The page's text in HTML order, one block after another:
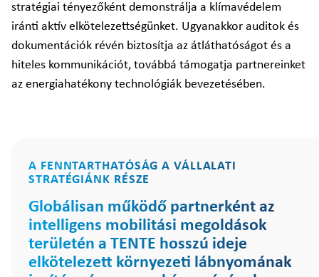
stratégiai tényezőként demonstrálja a klímavédelem
iránti aktív elkötelezettségünket. Ugyanakkor auditok és
dokumentációk révén biztosítja az átláthatóságot és a
hiteles kommunikációt, továbbá támogatja partnereinket
az energiahatékony technológiák bevezetésében.
A FENNTARTHATÓSÁG A VÁLLALATI
STRATÉGIÁNK RÉSZE
Globálisan működő partnerként az
intelligens mobilitási megoldások
területén a TENTE hosszú ideje
elkötelezett környezeti lábnyomának